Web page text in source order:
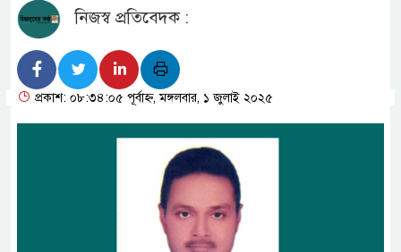
নিজস্ব প্রতিবেদক :
প্রকাশ: ০৮:৩৪:০৫ পূর্বাহ্ন, মঙ্গলবার, ১ জুলাই ২০২৫